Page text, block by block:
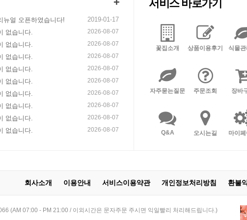
뉴얼 오픈하였습니다!
2019-01-17
없습니다.
2026-08-07
없습니다. 2026-08-07
없습니다. 2026-08-07
없습니다. 2026-08-07
없습니다. 2026-08-07
없습니다. 2026-08-07
없습니다. 2026-08-07
없습니다. 2026-08-07
없습니다. 2026-08-07
서비스 바로가기
꽃집소개 상품이용후기 식물관
자주묻는질문 주문조회 장바
Q&A 오시는길 마이페
회사소개 이용안내 서비스이용약관 개인정보처리방침 환불
(AM 07:00 - PM 21:00 / 이외시간은 문자주문 주시면 익일빨리 처리해드립니다.)